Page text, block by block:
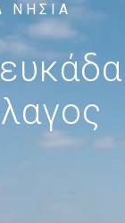
ΝΗΣΙΑ